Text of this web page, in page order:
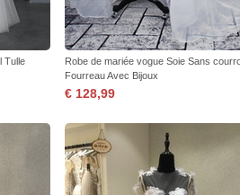
Tulle
Robe de mariée vogue Soie Sans
Fourreau Avec Bijoux
€ 128,99